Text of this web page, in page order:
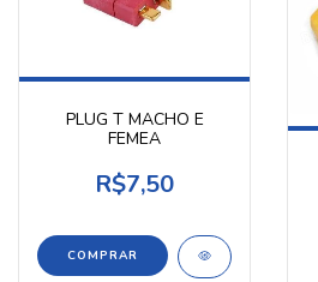
PLUG T MACHO E
FEMEA
R$7,50